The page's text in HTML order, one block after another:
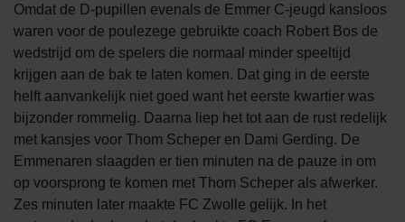
Omdat de D-pupillen evenals de Emmer C-jeugd kansloos
waren voor de poulezege gebruikte coach Robert Bos de
wedstrijd om de spelers die normaal minder speeltijd
krijgen aan de bak te laten komen. Dat ging in de eerste
helft aanvankelijk niet goed want het eerste kwartier was
bijzonder rommelig. Daarna liep het tot aan de rust redelijk
met kansjes voor Thom Scheper en Dami Gerding. De
Emmenaren slaagden er tien minuten na de pauze in om
op voorsprong te komen met Thom Scheper als afwerker.
Zes minuten later maakte FC Zwolle gelijk. In het